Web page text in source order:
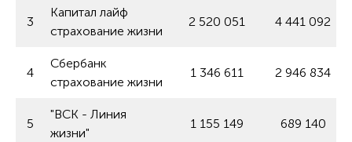
3
Капитал лайф
страхование жизни
2 520 051 4 441 092
4
Сбербанк
страхование жизни
1 346 611 2 946 834
5
"ВСК - Линия
жизни"
1 155 149 689 140